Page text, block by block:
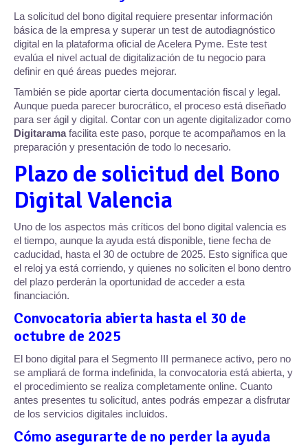
La solicitud del bono digital requiere presentar información
básica de la empresa y superar un test de autodiagnóstico
digital en la plataforma oficial de Acelera Pyme. Este test
evalúa el nivel actual de digitalización de tu negocio para
definir en qué áreas puedes mejorar.
También se pide aportar cierta documentación fiscal y legal.
Aunque pueda parecer burocrático, el proceso está diseñado
para ser ágil y digital. Contar con un agente digitalizador como
Digitaramafacilita este paso, porque te acompañamos en la
preparación y presentación de todo lo necesario.
Plazo de solicitud del Bono
Digital Valencia
Uno de los aspectos más críticos del bono digital valencia es
el tiempo, aunque la ayuda está disponible, tiene fecha de
caducidad, hasta el 30 de octubre de 2025. Esto significa que
el reloj ya está corriendo, y quienes no soliciten el bono dentro
del plazo perderán la oportunidad de acceder a esta
financiación.
Convocatoria abierta hasta el 30 de
octubre de 2025
El bono digital para el Segmento III permanece activo, pero no
se ampliará de forma indefinida, la convocatoria está abierta, y
el procedimiento se realiza completamente online. Cuanto
antes presentes tu solicitud, antes podrás empezar a disfrutar
de los servicios digitales incluidos.
Cómo asegurarte de no perder la ayuda